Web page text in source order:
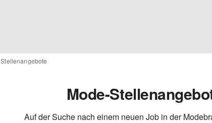
Stellenangebote
Mode-
Auf der Suche nach einem neuen Job in der